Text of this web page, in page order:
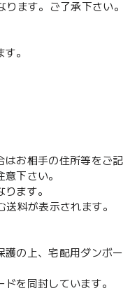
ます。ご了承下さい。
。
はお相手の住所等をご記
下さい。
ます。
送料が表示されます。
護の上、宅配用ダンボー
を同封しています。